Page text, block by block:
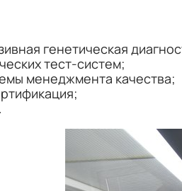
генетическая
тест-систем;
менеджмента качества;